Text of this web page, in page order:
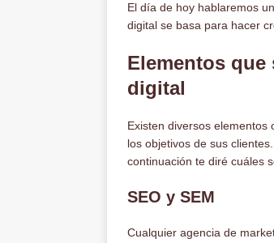
El día de hoy hablaremos
digital se basa para hacer
Elementos
digital
Existen diversos
los objetivos de sus
continuación te diré cuáles
SEO y SEM
Cualquier agencia de